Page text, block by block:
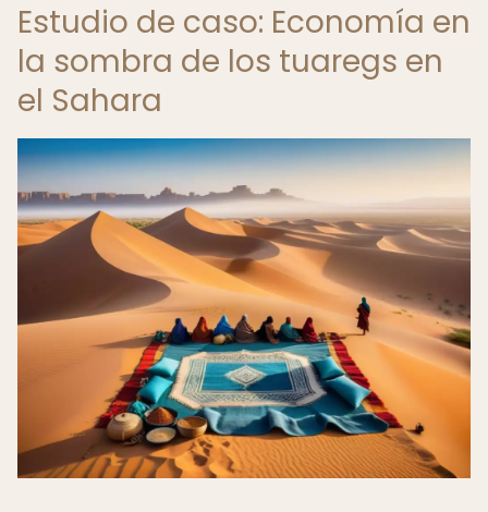
Estudio de caso: Economía en
la sombra de los tuaregs en
el Sahara